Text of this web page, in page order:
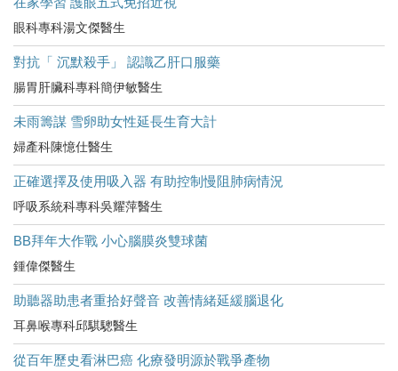
眼科專科湯文傑醫生
對抗「 沉默殺手」 認識乙肝口服藥
腸胃肝臟科專科簡伊敏醫生
未雨籌謀 雪卵助女性延長生育大計
婦產科陳憶仕醫生
正確選擇及使用吸入器 有助控制慢阻肺病情況
呼吸系統科專科吳耀萍醫生
BB拜年大作戰 小心腦膜炎雙球菌
鍾偉傑醫生
助聽器助患者重拾好聲音 改善情緒延緩腦退化
耳鼻喉專科邱騏驄醫生
從百年歷史看淋巴癌 化療發明源於戰爭產物